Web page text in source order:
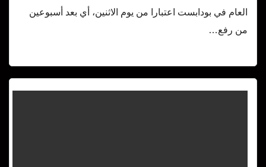
العام في بودابست اعتبارا من يوم الاثنين، أي بعد أسبوعين
من رفع…